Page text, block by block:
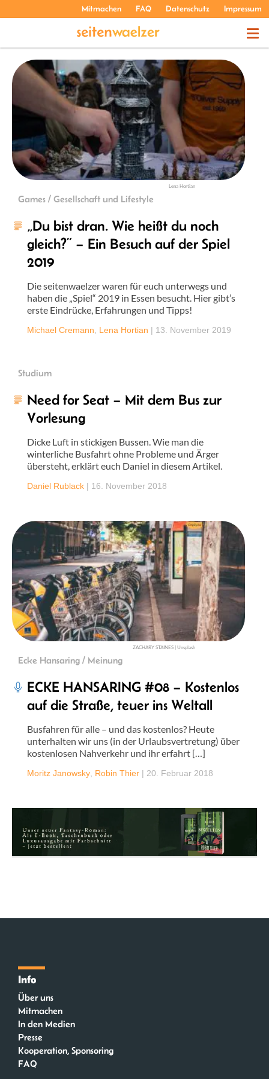
Mitmachen FAQ Datenschutz Impressum
THEMEN
PODCASTS
ÜBER UNS
Lena Hortian
Games / Gesellschaft und Lifestyle
„Du bist dran. Wie heißt du noch
gleich?“ – Ein Besuch auf der Spiel
2019
Die seitenwaelzer waren für euch unterwegs und
haben die „Spiel“ 2019 in Essen besucht. Hier gibt’s
erste Eindrücke, Erfahrungen und Tipps!
Michael Cremann Lena Hortian | 13. November 2019
Studium
Need for Seat – Mit dem Bus zur
Vorlesung
Dicke Luft in stickigen Bussen. Wie man die
winterliche Busfahrt ohne Probleme und Ärger
übersteht, erklärt euch Daniel in diesem Artikel.
Daniel Rublack | 16. November 2018
ZACHARY STAINES | Unsplash
Ecke Hansaring / Meinung
ECKE HANSARING #08 – Kostenlos
auf die Straße, teuer ins Weltall
Busfahren für alle – und das kostenlos? Heute
unterhalten wir uns (in der Urlaubsvertretung) über
kostenlosen Nahverkehr und ihr erfahrt […]
Moritz Janowsky Robin Thier | 20. Februar 2018
Info
Über uns
Mitmachen
In den Medien
Presse
Kooperation, Sponsoring
FAQ